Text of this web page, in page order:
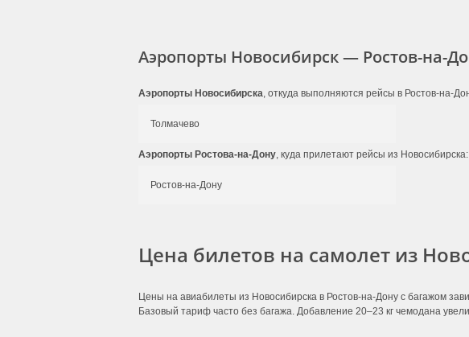
Аэропорты Новосибирск — Ростов-на-
Аэропорты Новосибирска, откуда выполняются рейсы в Ростов-на-
Толмачево
Аэропорты Ростова-на-Дону, куда прилетают рейсы из Новосибирска:
Ростов-на-Дону
Цена билетов на самолет из
Цены на авиабилеты из Новосибирска в Ростов-на-Дону с багажом
Базовый тариф часто без багажа. Добавление 20–23 кг чемодана